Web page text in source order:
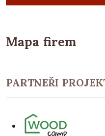
Mapa firem
PARTNEŘI